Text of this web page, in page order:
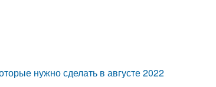
нужно сделать в августе 2022